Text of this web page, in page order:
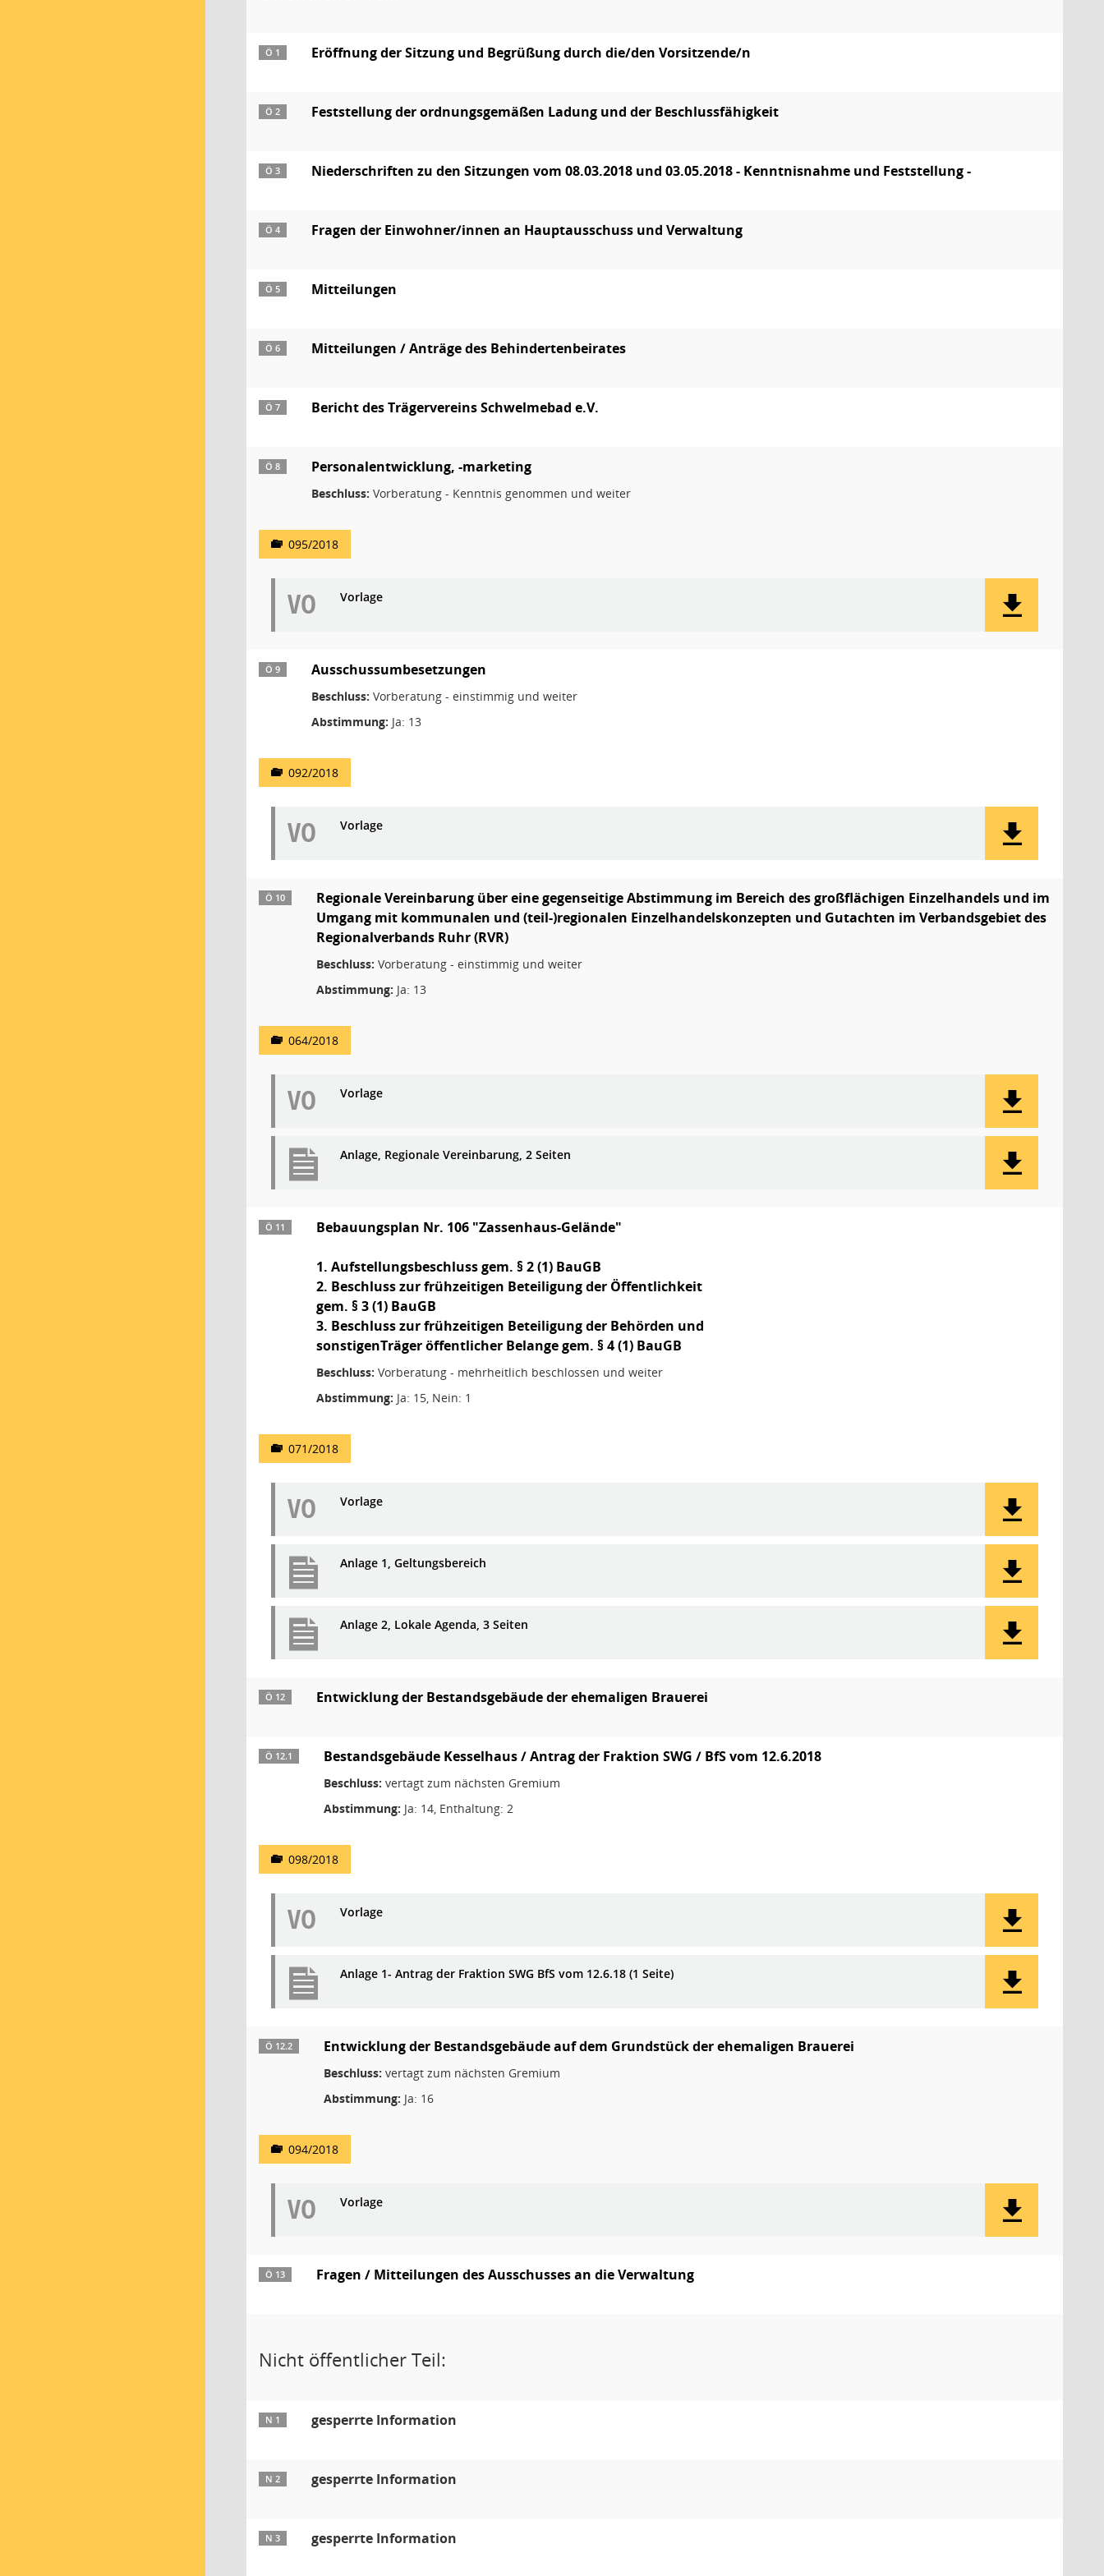
Ö 1 Eröffnung der Sitzung und Begrüßung durch die/den Vorsitzende/n
Ö 2 Feststellung der ordnungsgemäßen Ladung und der Beschlussfähigkeit
Ö 3 Niederschriften zu den Sitzungen vom 08.03.2018 und 03.05.2018 - Kenntnisnahme und Feststellung -
Ö 4 Fragen der Einwohner/innen an Hauptausschuss und Verwaltung
Ö 5 Mitteilungen
Ö 6 Mitteilungen / Anträge des Behindertenbeirates
Ö 7 Bericht des Trägervereins Schwelmebad e.V.
Ö 8 Personalentwicklung, -marketing
Beschluss: Vorberatung - Kenntnis genommen und weiter
095/2018
VO Vorlage
Ö 9 Ausschussumbesetzungen
Beschluss: Vorberatung - einstimmig und weiter
Abstimmung: Ja: 13
092/2018
VO Vorlage
Ö 10
Regionale Vereinbarung über eine gegenseitige Abstimmung im Bereich des großflächigen Einzelhandels und im
Umgang mit kommunalen und (teil-)regionalen Einzelhandelskonzepten und Gutachten im Verbandsgebiet des
Regionalverbands Ruhr (RVR)
Beschluss: Vorberatung - einstimmig und weiter
Abstimmung: Ja: 13
064/2018
VO Vorlage
Anlage, Regionale Vereinbarung, 2 Seiten
Ö 11 Bebauungsplan Nr. 106 "Zassenhaus-Gelände"
1. Aufstellungsbeschluss gem. § 2 (1) BauGB
2. Beschluss zur frühzeitigen Beteiligung der Öffentlichkeit
gem. § 3 (1) BauGB
3. Beschluss zur frühzeitigen Beteiligung der Behörden und
sonstigenTräger öffentlicher Belange gem. § 4 (1) BauGB
Beschluss: Vorberatung - mehrheitlich beschlossen und weiter
Abstimmung: Ja: 15, Nein: 1
071/2018
VO Vorlage
Anlage 1, Geltungsbereich
Anlage 2, Lokale Agenda, 3 Seiten
Ö 12 Entwicklung der Bestandsgebäude der ehemaligen Brauerei
Ö 12.1 Bestandsgebäude Kesselhaus / Antrag der Fraktion SWG / BfS vom 12.6.2018
Beschluss: vertagt zum nächsten Gremium
Abstimmung: Ja: 14, Enthaltung: 2
098/2018
VO Vorlage
Anlage 1- Antrag der Fraktion SWG BfS vom 12.6.18 (1 Seite)
Ö 12.2 Entwicklung der Bestandsgebäude auf dem Grundstück der ehemaligen Brauerei
Beschluss: vertagt zum nächsten Gremium
Abstimmung: Ja: 16
094/2018
VO Vorlage
Ö 13 Fragen / Mitteilungen des Ausschusses an die Verwaltung
Nicht öffentlicher Teil:
N 1 gesperrte Information
N 2 gesperrte Information
N 3 gesperrte Information